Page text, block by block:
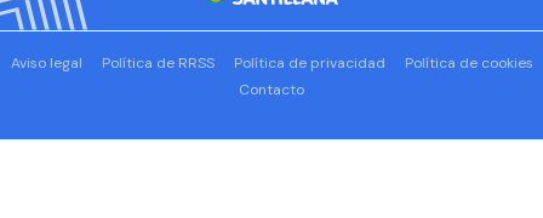
Aviso legal Política de RRSS Política de privacidad
Política de cookies
Contacto